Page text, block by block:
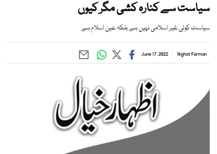
سیاست سے کنارہ کشی مگر کیوں
سیاست کوئی غیر اسلامی نہیں ہے بلکہ عین اسلام ہے
Nighat Farman
June 17, 2022